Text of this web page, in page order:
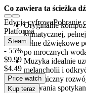
Co zawiera ta ścieżka
Oryginalne
klimatycznej,
Pełne dźwiękowe
po mrocznych
Muzyka idealnie
melancholii i
Dynamiczny
wyzwania
Edycja cyfrowaPobranie
Platforma
Steam
- 55%
$9.99
$4.49
Price watch
Kup teraz